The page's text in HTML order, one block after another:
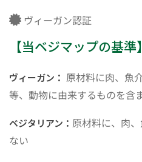
ヴィーガン認証
【当ベジマップの基準】
ヴィーガン： 原材料に肉、魚
等、動物に由来するものを含
ベジタリアン： 原材料に、肉
ない